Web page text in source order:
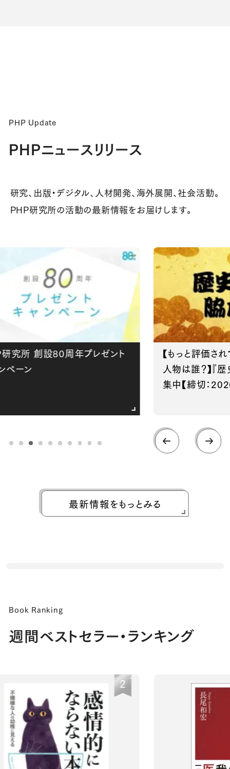
PHP Update
PHPニュースリリース
研究、出版・デジタル、人材開発、海外展開、社会活動。
PHP研究所の活動の最新情報をお届けします。
最新情報をもっとみる
所 創設80周年プレゼント
ン
【もっと評価されて
人物は誰？】『歴史
集中【締切：2026
おしらせ
Book Ranking
週間ベストセラー・ランキング